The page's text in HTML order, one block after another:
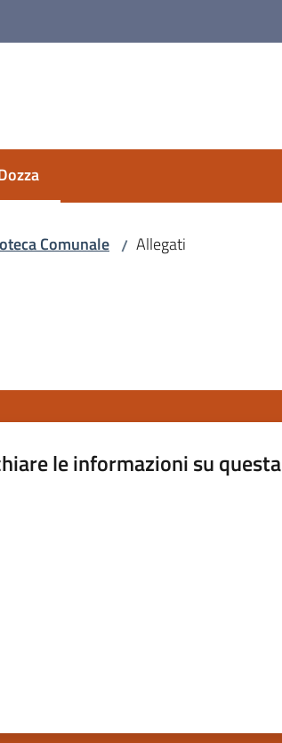
Comunale / Allegati
le informazioni su questa